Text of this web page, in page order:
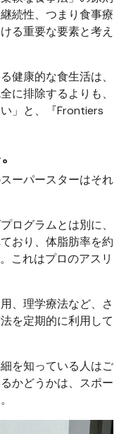
続性、つまり食事療
る重要な要素と考え
健康的な食生活は、
に排除するよりも、
」と、『Frontiers
ーパースターはそれ
ログラムとは別に、
おり、体脂肪率を約
これはプロのアスリ
、理学療法など、さ
を定期的に利用して
を知っている人はご
かどうかは、スポー